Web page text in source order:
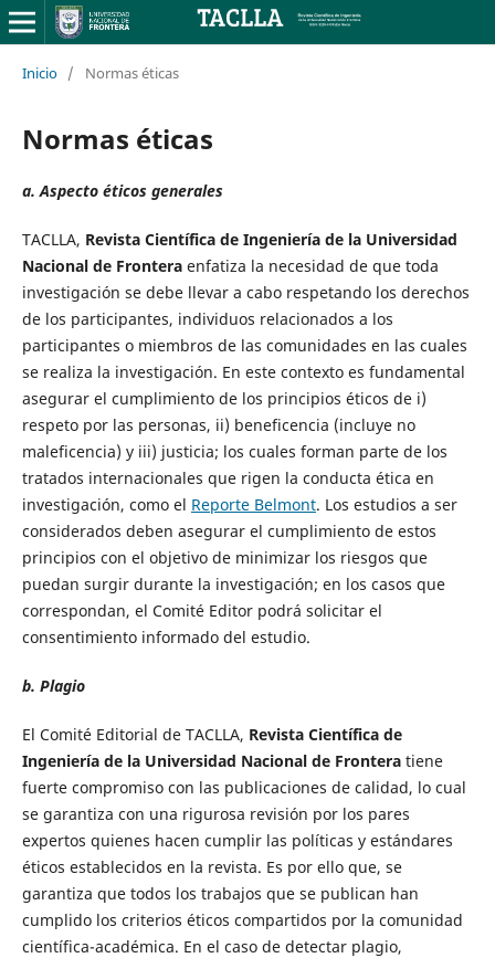
Inicio / Normas éticas
Normas éticas
a. Aspecto éticos generales
TACLLA, Revista Científica de Ingeniería de la Universidad
Nacional de Fronteraenfatiza la necesidad de que toda
investigación se debe llevar a cabo respetando los derechos
de los participantes, individuos relacionados a los
participantes o miembros de las comunidades en las cuales
se realiza la investigación. En este contexto es fundamental
asegurar el cumplimiento de los principios éticos de i)
respeto por las personas, ii) beneficencia (incluye no
maleficencia) y iii) justicia; los cuales forman parte de los
tratados internacionales que rigen la conducta ética en
investigación, como el Reporte Belmont. Los estudios a ser
considerados deben asegurar el cumplimiento de estos
principios con el objetivo de minimizar los riesgos que
puedan surgir durante la investigación; en los casos que
correspondan, el Comité Editor podrá solicitar el
consentimiento informado del estudio.
b. Plagio
El Comité Editorial de TACLLA, Revista Científica de
Ingeniería de la Universidad Nacional de Fronteratiene
fuerte compromiso con las publicaciones de calidad, lo cual
se garantiza con una rigurosa revisión por los pares
expertos quienes hacen cumplir las políticas y estándares
éticos establecidos en la revista. Es por ello que, se
garantiza que todos los trabajos que se publican han
cumplido los criterios éticos compartidos por la comunidad
científica-académica. En el caso de detectar plagio,